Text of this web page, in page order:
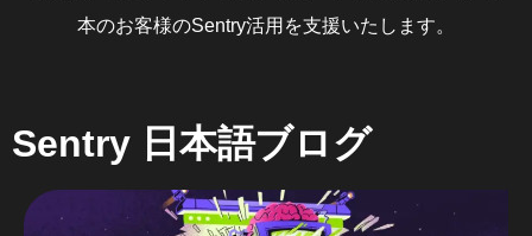
本のお客様のSentry活用を支援いたします。
Sentry 日本語ブログ